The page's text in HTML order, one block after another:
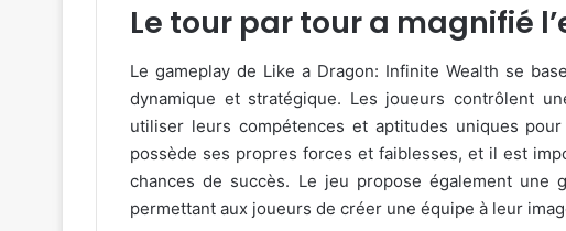
Le tour par tour a magnifié
Le gameplay de Like a Dragon: Infinite Wealth se
dynamique et stratégique. Les joueurs contrôlent
utiliser leurs compétences et aptitudes uniques
possède ses propres forces et faiblesses, et il est
chances de succès. Le jeu propose également une
permettant aux joueurs de créer une équipe à leur